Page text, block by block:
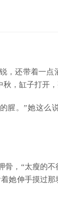
还带着一点
，缸子打开，
腥。”她这么
骨 ，“太瘦的
她伸手摸过